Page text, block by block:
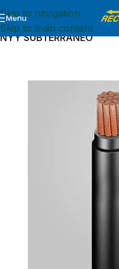
Skip to navigation
Skip to main content
Menu
Inicio CABLES Y
NYY SUBTERRANEO